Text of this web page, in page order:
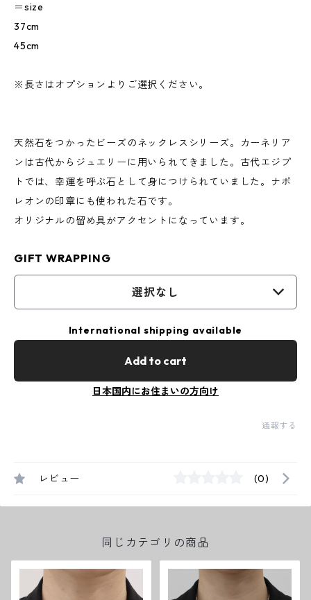
＝size
37cm
45cm
※長さはオプションよりご選択ください。
天然石をつかったビーズのネックレスシリーズ。カーネリア
ンは古代からジュエリーに用いられてきました。古代エジプ
トでは、幸運を呼ぶ石として身につけられていました。ナポ
レオンの印章にも使われた石です。
オリジナルの留め具がアクセントになっています。
GIFT WRAPPING
選択なし
International shipping available
Add to cart
日本国内にお住まいの方向け
通報する
レビュー (0)
同じカテゴリの商品